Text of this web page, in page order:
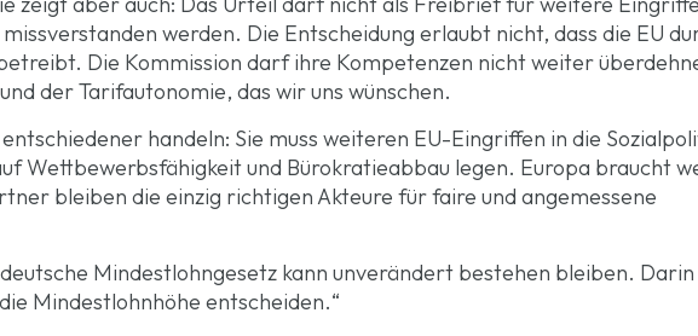
werden. Die Entscheidung erlaubt nicht, dass die EU
Die Kommission darf ihre Kompetenzen nicht weiter
der Tarifautonomie, das wir uns wünschen.
handeln: Sie muss weiteren EU-Eingriffen in die
Wettbewerbsfähigkeit und Bürokratieabbau legen. Europa braucht
bleiben die einzig richtigen Akteure für faire und angemessene
Mindestlohngesetz kann unverändert bestehen bleiben.
Mindestlohnhöhe entscheiden.“